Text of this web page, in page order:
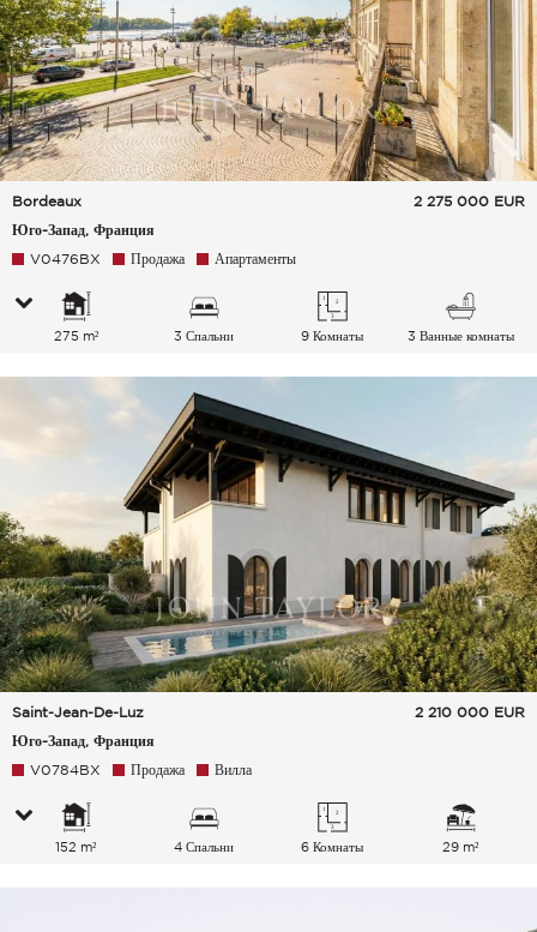
Bordeaux
Юго-Запад, Франция
2 275 000 EUR
V0476BX Продажа Апартаменты
275 m² 3 Спальни 9 Комнаты 3 Ванные комнаты
Saint-Jean-De-Luz
Юго-Запад, Франция
2 210 000 EUR
V0784BX Продажа Вилла
152 m² 4 Спальни 6 Комнаты 29 m²